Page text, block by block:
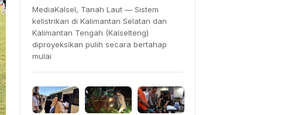
MediaKalsel, Tanah Laut — Sistem
kelistrikan di Kalimantan Selatan dan
Kalimantan Tengah (Kalselteng)
diproyeksikan pulih secara bertahap
mulai